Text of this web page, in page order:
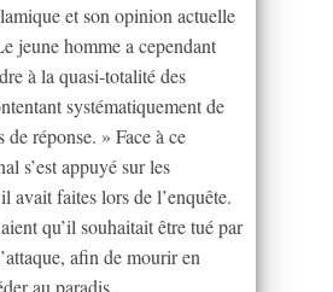
et son opinion actuelle
jeune homme a cependant
à la quasi-totalité des
systématiquement de
de réponse. » Face à ce
s’est appuyé sur les
avait faites lors de l’enquête.
qu’il souhaitait être tué par
afin de mourir en
au paradis.